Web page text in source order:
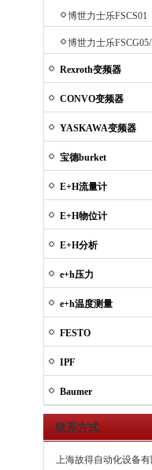
博世力士乐FSCS01
博世力士乐FSCG05/
Rexroth变频器
CONVO变频器
YASKAWA变频器
宝德burket
E+H流量计
E+H物位计
E+H分析
e+h压力
e+h温度测量
FESTO
IPF
Baumer
联系方式
上海故得自动化设备有